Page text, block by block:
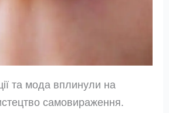
та мода вплинули на
самовираження.